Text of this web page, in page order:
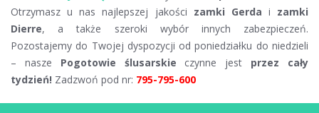
Otrzymasz u nas najlepszej jakości zamki Gerda i zamki
Dierre, a także szeroki wybór innych zabezpieczeń.
Pozostajemy do Twojej dyspozycji od poniedziałku do niedzieli
– nasze Pogotowie ślusarskie czynne jest przez cały
tydzień! Zadzwoń pod nr: 795-795-600